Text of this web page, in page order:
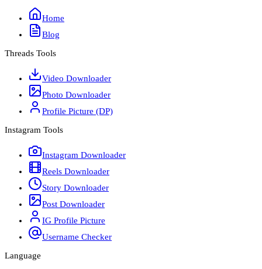
Home
Blog
Threads Tools
Video Downloader
Photo Downloader
Profile Picture (DP)
Instagram Tools
Instagram Downloader
Reels Downloader
Story Downloader
Post Downloader
IG Profile Picture
Username Checker
Language